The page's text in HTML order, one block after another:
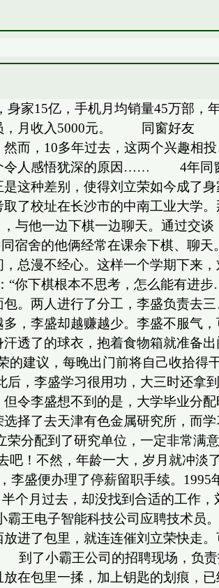
家15亿，手机月均销量45万部，
员，月收入5000元。 同窗好友
而，10多年过去，这两个兴趣相
令人感悟犹深的原因…… 4年同
这种差别，使得刘立荣如今成了
校址在长沙市的中南工业大学。
与他一边下棋一边聊天。通过交
的他俩经常在课余下棋、聊天
总漫不经心。这样一个学期下来
：“你下棋根本不思考，怎么能
。两人进行了分工，李盛负责去
，李盛却越赚越少。李盛不服气
透了的球衣，抱着食物箱就准备
建议，每晚出门前将自己收拾得
李盛学习很用功，大三时还拿
令李盛想不到的是，大学毕业分
择了去天津有色金属研究所，而
配到了研究单位，一定非常满意
吧！不然，年龄一大，岁月就冲
办理了停薪留职手续。1995年
过去，却没找到合适的工作，
电子智能科技公司应聘技术员
进了包里，就连连催刘立荣快走
了小霸王公司的招聘现场，负责
在包里一揉，加上钥匙的划痕，